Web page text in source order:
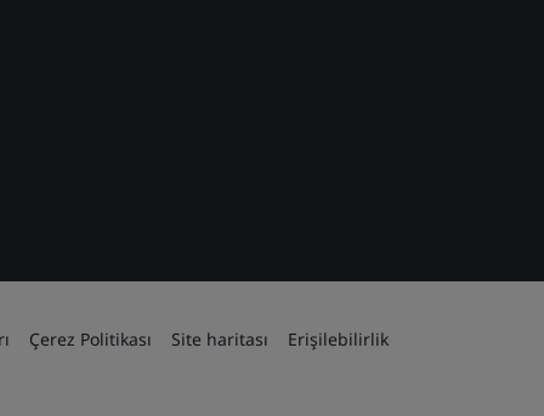
Çerez Politikası Site haritası Erişilebilirlik